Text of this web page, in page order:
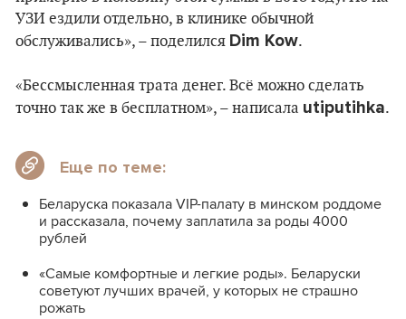
УЗИ ездили отдельно, в клинике обычной
обслуживались», – поделился Dim Kow.
«Бессмысленная трата денег. Всё можно сделать
точно так же в бесплатном», – написала utiputihka.
Еще по теме:
Беларуска показала VIP-палату в минском роддоме
и рассказала, почему заплатила за роды 4000
рублей
«Самые комфортные и легкие роды». Беларуски
советуют лучших врачей, у которых не страшно
рожать